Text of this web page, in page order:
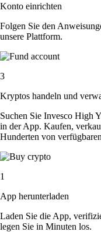
Konto einrichten
Folgen Sie den
unsere Plattform.
3
Kryptos handeln und
Suchen Sie Invesco High
in der App. Kaufen,
Hunderten von
1
App herunterladen
Laden Sie die App,
legen Sie in Minuten los.